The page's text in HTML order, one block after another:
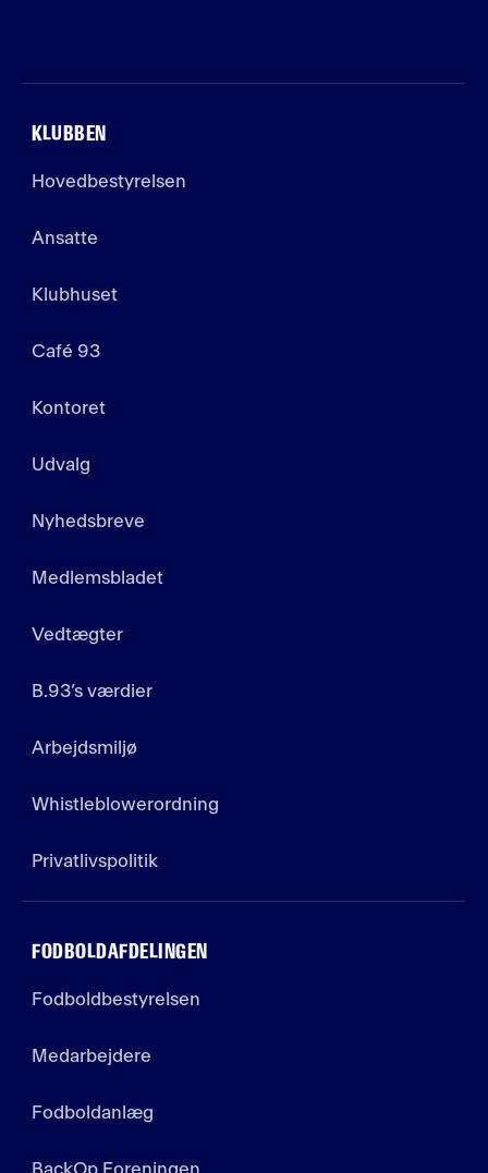
KLUBBEN
Hovedbestyrelsen
Ansatte
Klubhuset
Café 93
Kontoret
Udvalg
Nyhedsbreve
Medlemsbladet
Vedtægter
B.93’s værdier
Arbejdsmiljø
Whistleblowerordning
Privatlivspolitik
FODBOLDAFDELINGEN
Fodboldbestyrelsen
Medarbejdere
Fodboldanlæg
BackOp Foreningen